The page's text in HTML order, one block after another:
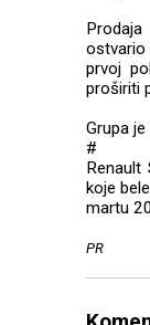
ostvario
prvoj
proširiti
Grupa
#
koje
martu
PR